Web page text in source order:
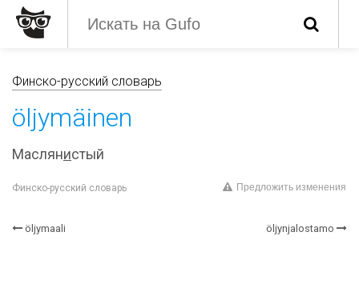
Финско-русский словарь
öljymäinen
Маслянистый
Финско-русский словарь Предложить изменения
öljymaali öljynjalostamo